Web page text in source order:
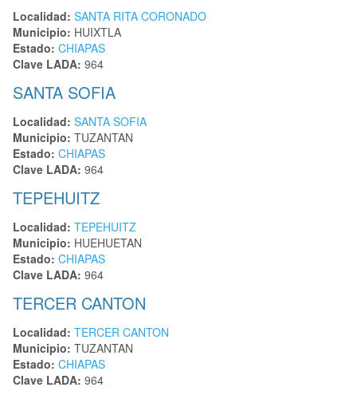
Localidad: SANTA RITA CORONADO
Municipio: HUIXTLA
Estado: CHIAPAS
Clave LADA: 964
SANTA SOFIA
Localidad: SANTA SOFIA
Municipio: TUZANTAN
Estado: CHIAPAS
Clave LADA: 964
TEPEHUITZ
Localidad: TEPEHUITZ
Municipio: HUEHUETAN
Estado: CHIAPAS
Clave LADA: 964
TERCER CANTON
Localidad: TERCER CANTON
Municipio: TUZANTAN
Estado: CHIAPAS
Clave LADA: 964